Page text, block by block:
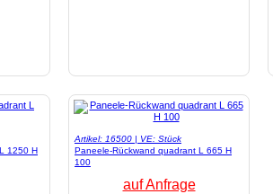
1250 H
Artikel: 16500 | VE: Stück
Paneele-Rückwand quadrant L 665 H
100
auf Anfrage